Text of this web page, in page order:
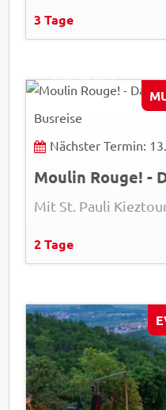
3 Tage
Busreise
Nächster Termin:
Mit St. Pauli
2 Tage